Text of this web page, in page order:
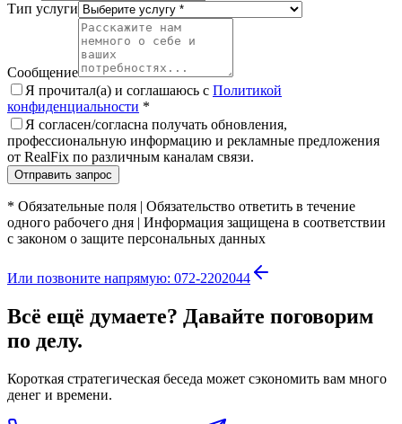
Тип услуги
Сообщение
Я прочитал(а) и соглашаюсь с Политикой
конфиденциальности *
Я согласен/согласна получать обновления,
профессиональную информацию и рекламные предложения
от RealFix по различным каналам связи.
Отправить запрос
* Обязательные поля | Обязательство ответить в течение
одного рабочего дня | Информация защищена в соответствии
с законом о защите персональных данных
Или позвоните напрямую: 072-2202044
Всё ещё думаете? Давайте поговорим
по делу.
Короткая стратегическая беседа может сэкономить вам много
денег и времени.